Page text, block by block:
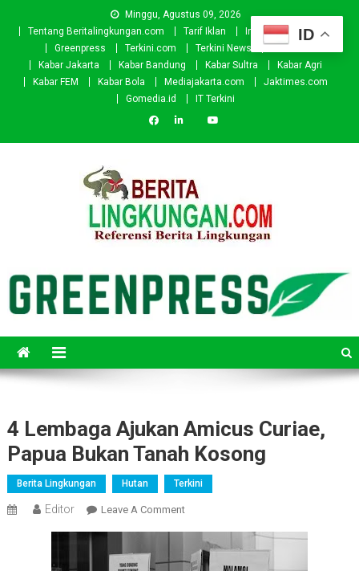
Minggu, Agustus 09, 2026
Tentang Beritalingkungan.com
Tarif Iklan Investor
Donasi
Greenpress
Terkini.com Terkini News
Kabar.id
Kabar Jakarta
Kabar Bandung Kabar Sultra
Kabar Agri
Kabar FEM
Kabar Bola Mediajakarta.com
Jaktimes.com
Gomedia.id
IT Terkini
4 Lembaga Ajukan Amicus Curiae,
Papua Bukan Tanah Kosong
Berita Lingkungan Hutan Terkini
Editor Leave A CommentOn
Lembaga
Ajukan
ID